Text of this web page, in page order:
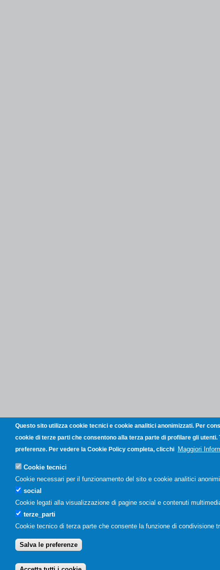
Questo sito utilizza cookie tecnici e cookie analitici anonimizzati. Per
cookie di terze parti che consentono alla terza parte di profilare gli
preferenze. Per vedere la Cookie Policy completa, clicchi
Maggiori
Cookie tecnici
Cookie necessari per il funzionamento del sito e cookie analitici
social
Cookie legati alla visualizzazione di pagine social e contenuti
terze_parti
Cookie tecnico di terza parte che consente la funzione di condivisione
Salva le preferenze